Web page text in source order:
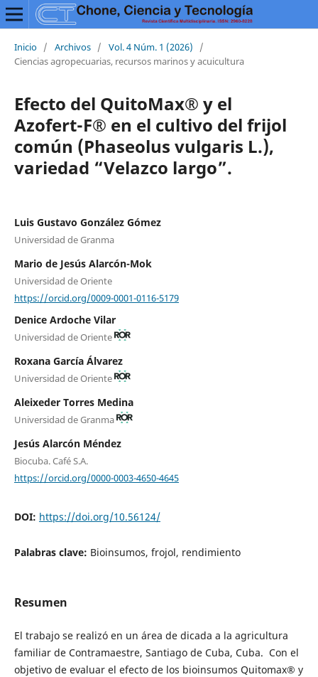
Inicio / Archivos / Vol. 4 Núm. 1 (2026)
/
Ciencias agropecuarias, recursos marinos y acuicultura
Efecto del QuitoMax® y el
Azofert-F® en el cultivo del frijol
común (Phaseolus vulgaris L.),
variedad “Velazco largo”.
Luis Gustavo González Gómez
Universidad de Granma
Mario de Jesús Alarcón-Mok
Universidad de Oriente
https://orcid.org/0009-0001-0116-5179
Denice Ardoche Vilar
Universidad de Oriente
Roxana García Álvarez
Universidad de Oriente
Aleixeder Torres Medina
Universidad de Granma
Jesús Alarcón Méndez
Biocuba. Café S.A.
https://orcid.org/0000-0003-4650-4645
DOI: https://doi.org/10.56124/
Palabras clave: Bioinsumos, frojol, rendimiento
Resumen
El trabajo se realizó en un área de dicada a la agricultura
familiar de Contramaestre, Santiago de Cuba, Cuba. Con el
objetivo de evaluar el efecto de los bioinsumos Quitomax® y